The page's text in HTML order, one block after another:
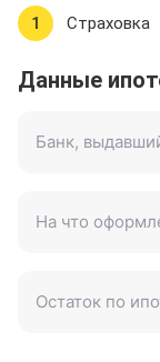
1 Страховка
Данные
Банк,
На что
Остаток по
0 ₽